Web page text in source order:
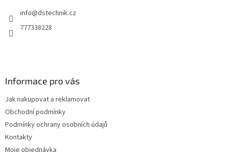
info@dstechnik.cz
777338228
Informace pro vás
Jak nakupovat a reklamovat
Obchodní podmínky
Podmínky ochrany osobních údajů
Kontakty